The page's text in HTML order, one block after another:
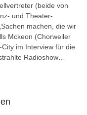
(beide von
und Theater-
machen, die wir
Mckeon (Chorweiler
im Interview für die
Radioshow…